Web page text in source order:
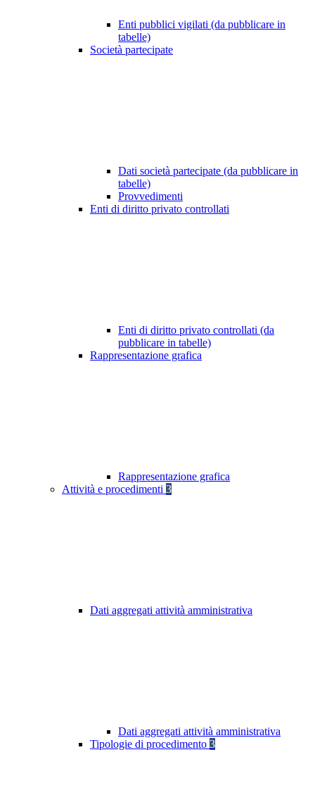
Enti pubblici vigilati (da pubblicare in
tabelle)
Società partecipate
Dati società partecipate (da pubblicare in
tabelle)
Provvedimenti
Enti di diritto privato controllati
Enti di diritto privato controllati (da
pubblicare in tabelle)
Rappresentazione grafica
Rappresentazione grafica
Attività e procedimenti 3
Dati aggregati attività amministrativa
Dati aggregati attività amministrativa
Tipologie di procedimento 3